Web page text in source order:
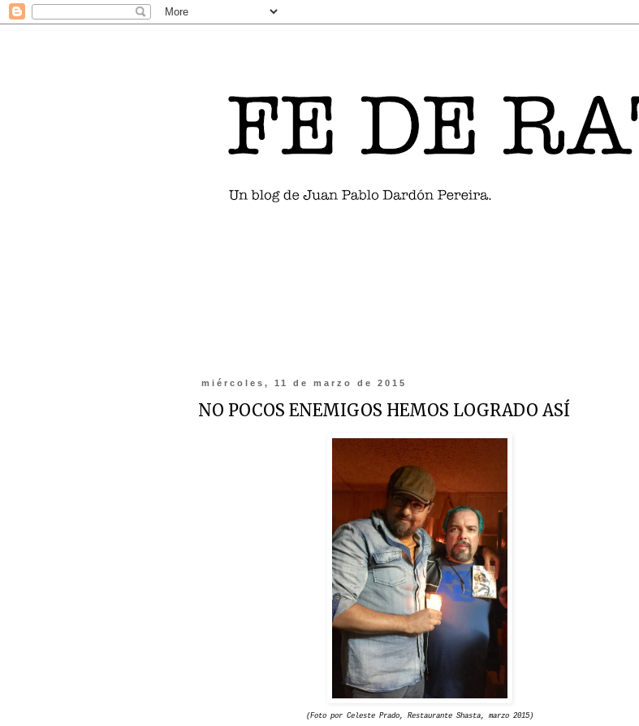
miércoles, 11 de marzo de 2015
NO POCOS ENEMIGOS HEMOS LOGRADO ASÍ
(Foto por Celeste Prado, Restaurante Shasta, marzo 2015)